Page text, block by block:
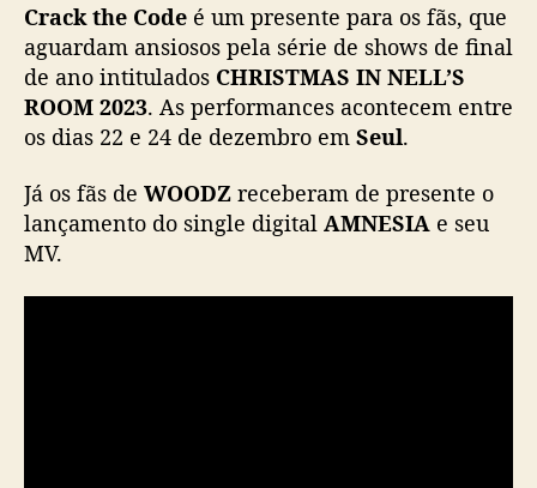
l
i
s
t
a
O
O
D
Crack the Code é um presente para os fãs, que
aguardam ansiosos pela série de shows de final
de ano intitulados CHRISTMAS IN NELL’S
ROOM 2023. As performances acontecem entre
os dias 22 e 24 de dezembro em Seul.
Já os fãs de WOODZ receberam de presente o
lançamento do single digital AMNESIA e seu
MV.